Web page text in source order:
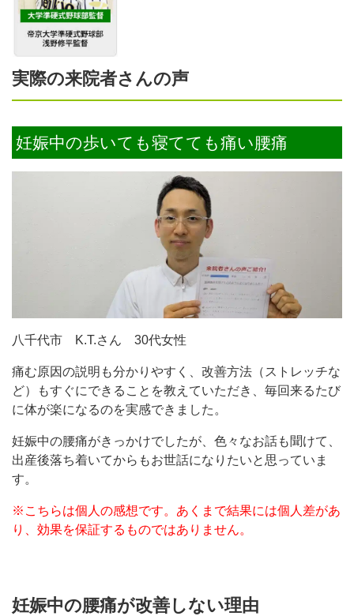
実際の来院者さんの声
妊娠中の歩いても寝てても痛い腰痛
八千代市 K.T.さん 30代女性
痛む原因の説明も分かりやすく、改善方法（ストレッチな
ど）もすぐにできることを教えていただき、毎回来るたび
に体が楽になるのを実感できました。
妊娠中の腰痛がきっかけでしたが、色々なお話も聞けて、
出産後落ち着いてからもお世話になりたいと思っていま
す。
※こちらは個人の感想です。あくまで結果には個人差があ
り、効果を保証するものではありません。
妊娠中の腰痛が改善しない理由